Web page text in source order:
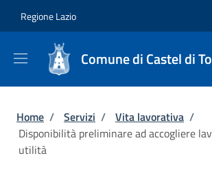
Regione Lazio
Comune di Castel di
Briciole di pane
Home / Servizi / Vita lavorativa /
Disponibilità preliminare ad accogliere
utilità